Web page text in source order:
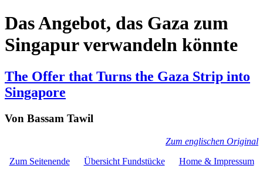
Das Angebot, das Gaza zum
Singapur verwandeln könnte
The Offer that Turns the Gaza Strip into
Singapore
Von Bassam Tawil
Zum englischen Original
Zum Seitenende
Übersicht Fundstücke
Home & Impressum